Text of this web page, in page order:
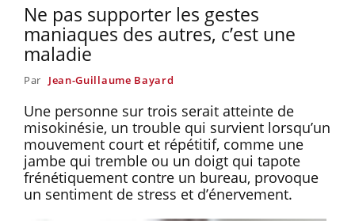
Ne pas supporter les gestes
maniaques des autres, c’est une
maladie
Par Jean-Guillaume Bayard
Une personne sur trois serait atteinte de
misokinésie, un trouble qui survient lorsqu’un
mouvement court et répétitif, comme une
jambe qui tremble ou un doigt qui tapote
frénétiquement contre un bureau, provoque
un sentiment de stress et d’énervement.